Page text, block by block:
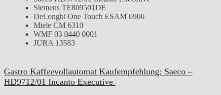
Siemens TE809501DE
DeLonghi One Touch ESAM 6900
Miele CM 6310
WMF 03 0440 0001
JURA 13583
Gastro Kaffeevollautomat Kaufempfehlung: Saeco –
HD9712/01 Incanto Executive